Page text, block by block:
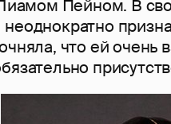
Пейном. В
что ей